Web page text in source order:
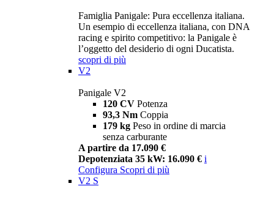
Famiglia Panigale: Pura eccellenza italiana.
Un esempio di eccellenza italiana, con DNA
racing e spirito competitivo: la Panigale è
l’oggetto del desiderio di ogni Ducatista.
scopri di più
V2
Panigale V2
120 CV Potenza
93,3 Nm Coppia
179 kg Peso in ordine di marcia
senza carburante
A partire da 17.090 €
Depotenziata 35 kW: 16.090 € i
Configura Scopri di più
V2 S